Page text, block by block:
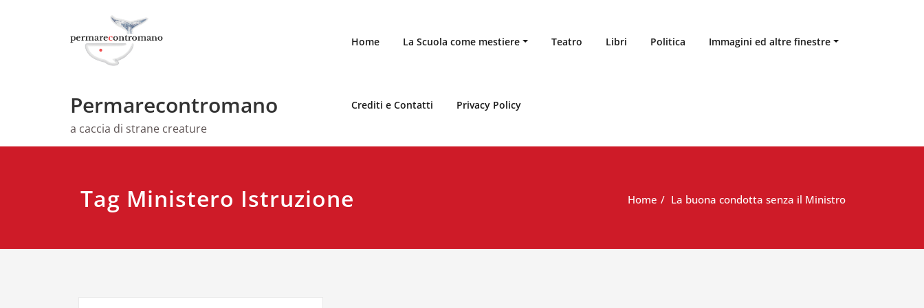
Permarecontromano
a caccia di strane creature
Home La Scuola come mestiere Teatro Libri Politica Immagini ed altre finestre
Crediti e Contatti Privacy Policy
Tag Ministero Istruzione Home La buona condotta senza il Ministro